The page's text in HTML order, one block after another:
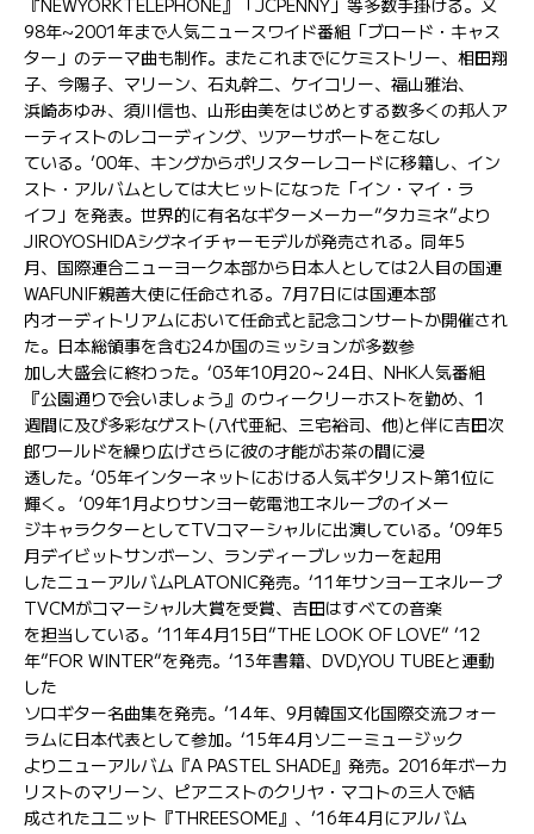
98年~2001年まで人気ニュースワイド番組「ブロード・キャス
ター」のテーマ曲も制作。またこれまでにケミストリー、相田翔
子、今陽子、マリーン、石丸幹二、ケイコリー、福山雅治、
浜崎あゆみ、須川信也、山形由美をはじめとする数多くの邦人ア
ーティストのレコーディング、ツアーサポートをこなし
ている。’00年、キングからポリスターレコードに移籍し、イン
スト・アルバムとしては大ヒットになった「イン・マイ・ラ
イフ」を発表。世界的に有名なギターメーカー”タカミネ”より
JIROYOSHIDAシグネイチャーモデルが発売される。同年5
月、国際連合ニューヨーク本部から日本人としては2人目の国連
WAFUNIF親善大使に任命される。7月7日には国連本部
内オーディトリアムにおいて任命式と記念コンサートか開催され
た。日本総領事を含む24か国のミッションが多数参
加し大盛会に終わった。‘03年10月20～24日、NHK人気番組
『公園通りで会いましょう』のウィークリーホストを勤め、1
週間に及び多彩なゲスト(八代亜紀、三宅裕司、他)と伴に吉田次
郎ワールドを繰り広げさらに彼の才能がお茶の間に浸
透した。‘05年インターネットにおける人気ギタリスト第1位に
輝く。 ‘09年1月よりサンヨー乾電池エネループのイメー
ジキャラクターとしてTVコマーシャルに出演している。’09年5
月デイビットサンボーン、ランディーブレッカーを起用
したニューアルバムPLATONIC発売。‘11年サンヨーエネループ
TVCMがコマーシャル大賞を受賞、吉田はすべての音楽
を担当している。’11年4月15日”THE LOOK OF LOVE” ’12
年”FOR WINTER”を発売。‘13年書籍、DVD,YOU TUBEと連動
した
ソロギター名曲集を発売。’14年、9月韓国文化国際交流フォー
ラムに日本代表として参加。‘15年4月ソニーミュージック
よりニューアルバム『A PASTEL SHADE』発売。2016年ボーカ
リストのマリーン、ピアニストのクリヤ・マコトの三人で結
成されたユニット『THREESOME』、’16年4月にアルバム